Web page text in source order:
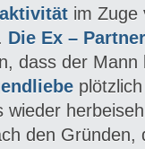
im Zuge
Die Ex –
dass der
wieder
den Gründen,